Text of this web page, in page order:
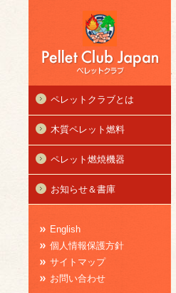
ペレットクラブとは
木質ペレット燃料
ペレット燃焼機器
お知らせ＆書庫
English
個人情報保護方針
サイトマップ
お問い合わせ